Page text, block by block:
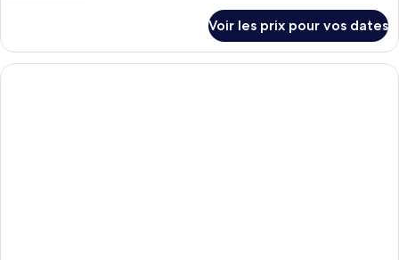
le
type
de
Voir les prix pour vos dates